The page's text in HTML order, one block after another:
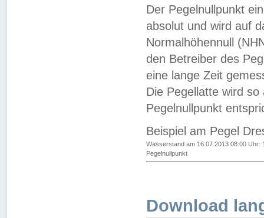
Der Pegelnullpunkt
absolut und wird auf
Normalhöhennull
den Betreiber des
eine lange Zeit
Die Pegellatte wird
Pegelnullpunkt
Beispiel am Pegel
Wasserstand am 16.07.2013 08:00 Uhr:
Pegelnullpunkt
Download